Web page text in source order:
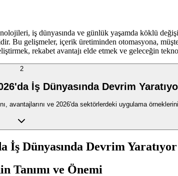
iş dünyasında ve günlük yaşamda köklü
Bu gelişmeler, içerik üretiminden otomasyona,
rekabet avantajı elde etmek ve geleceğin
2
İş Dünyasında Devrim
avantajlarını ve 2026'da sektörlerdeki uygulama örneklerini
İş Dünyasında Devrim Yaratıyor
Tanımı ve Önemi